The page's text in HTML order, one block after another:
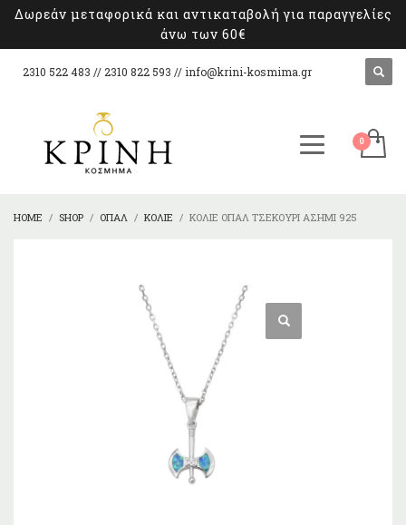
Δωρεάν μεταφορικά και αντικαταβολή για παραγγελίες
άνω των 60€
2310 522 483 // 2310 822 593 // info@krini-kosmima.gr
HOME SHOP ΌΠΑΛ ΚΟΛΙΈ ΚΟΛΙΈ ΌΠΑΛ ΤΣΕΚΟΎΡΙ ΑΣΉΜΙ 925